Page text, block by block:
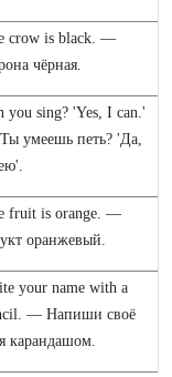
crow is black. —
чёрная.
you sing? 'Yes, I can.'
умеешь петь? 'Да,
fruit is orange. —
оранжевый.
your name with a
— Напиши своё
карандашом.